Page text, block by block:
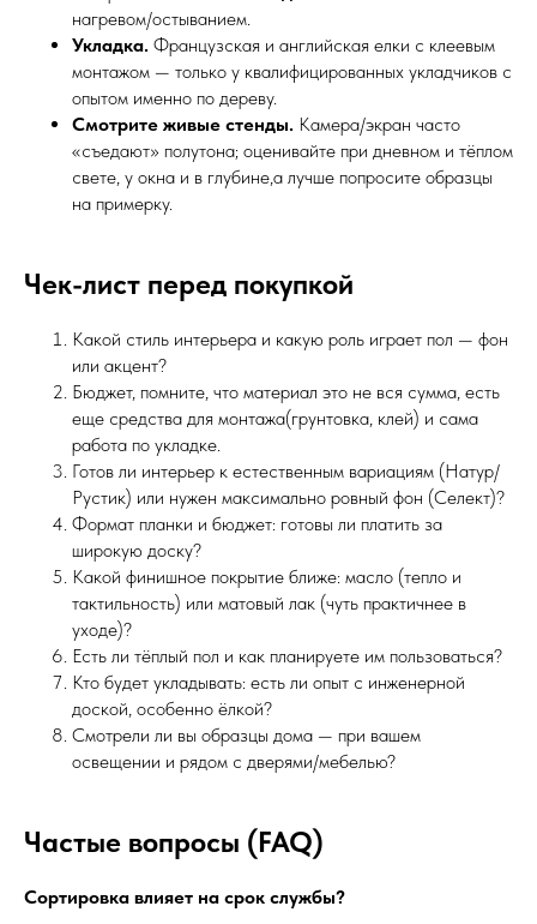
нагревом/остыванием.
Укладка. Французская и английская елки с клеевым
монтажом — только у квалифицированных укладчиков с
опытом именно по дереву.
Смотрите живые стенды. Камера/экран часто
«съедают» полутона; оценивайте при дневном и тёплом
свете, у окна и в глубине,а лучше попросите образцы
на примерку.
Чек-лист перед покупкой
Какой стиль интерьера и какую роль играет пол — фон
или акцент?
Бюджет, помните, что материал это не вся сумма, есть
еще средства для монтажа(грунтовка, клей) и сама
работа по укладке.
Готов ли интерьер к естественным вариациям (Натур/
Рустик) или нужен максимально ровный фон (Селект)?
Формат планки и бюджет: готовы ли платить за
широкую доску?
Какой финишное покрытие ближе: масло (тепло и
тактильность) или матовый лак (чуть практичнее в
уходе)?
Есть ли тёплый пол и как планируете им пользоваться?
Кто будет укладывать: есть ли опыт с инженерной
доской, особенно ёлкой?
Смотрели ли вы образцы дома — при вашем
освещении и рядом с дверями/мебелью?
Частые вопросы (FAQ)
Сортировка влияет на срок службы?